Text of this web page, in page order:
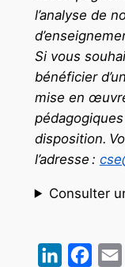
l’analyse de
Si vous
bénéficier
mise en
disposition.
l’adresse :
Consulter
LinkedIn